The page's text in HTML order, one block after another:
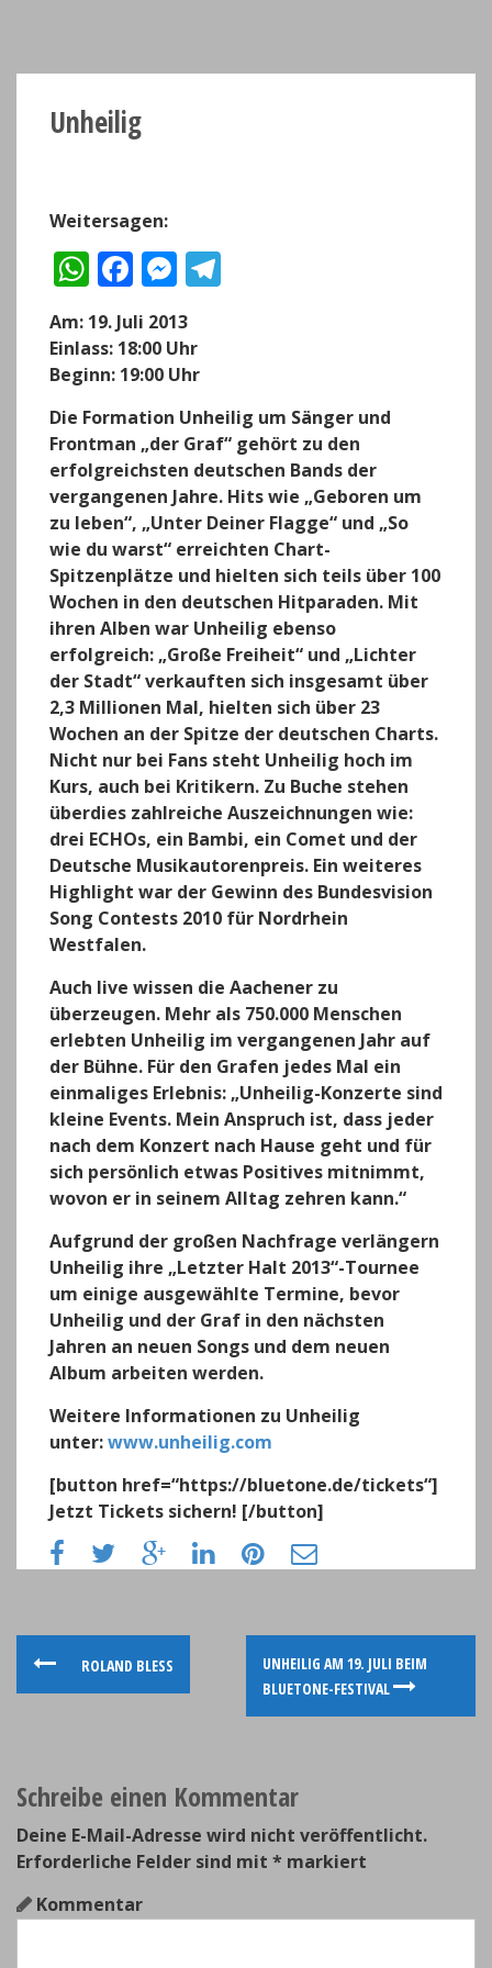
Unheilig
Weitersagen:
W
h
a
ts
A
p
p
F
a
c
e
b
o
o
k
M
e
ss
e
n
g
er
r
a
m
Am: 19. Juli 2013
Einlass: 18:00 Uhr
Beginn: 19:00 Uhr
Die Formation Unheilig um Sänger und
Frontman „der Graf“ gehört zu den
erfolgreichsten deutschen Bands der
vergangenen Jahre. Hits wie „Geboren um
zu leben“, „Unter Deiner Flagge“ und „So
wie du warst“ erreichten Chart-
Spitzenplätze und hielten sich teils über 100
Wochen in den deutschen Hitparaden. Mit
ihren Alben war Unheilig ebenso
erfolgreich: „Große Freiheit“ und „Lichter
der Stadt“ verkauften sich insgesamt über
2,3 Millionen Mal, hielten sich über 23
Wochen an der Spitze der deutschen Charts.
Nicht nur bei Fans steht Unheilig hoch im
Kurs, auch bei Kritikern. Zu Buche stehen
überdies zahlreiche Auszeichnungen wie:
drei ECHOs, ein Bambi, ein Comet und der
Deutsche Musikautorenpreis. Ein weiteres
Highlight war der Gewinn des Bundesvision
Song Contests 2010 für Nordrhein
Westfalen.
Auch live wissen die Aachener zu
überzeugen. Mehr als 750.000 Menschen
erlebten Unheilig im vergangenen Jahr auf
der Bühne. Für den Grafen jedes Mal ein
einmaliges Erlebnis: „Unheilig-Konzerte sind
kleine Events. Mein Anspruch ist, dass jeder
nach dem Konzert nach Hause geht und für
sich persönlich etwas Positives mitnimmt,
wovon er in seinem Alltag zehren kann.“
Aufgrund der großen Nachfrage verlängern
Unheilig ihre „Letzter Halt 2013“-Tournee
um einige ausgewählte Termine, bevor
Unheilig und der Graf in den nächsten
Jahren an neuen Songs und dem neuen
Album arbeiten werden.
Weitere Informationen zu Unheilig
unter:www.unheilig.com
[button href=“https://bluetone.de/tickets“]
Jetzt Tickets sichern! [/button]
P
t
n
a
v
ROLAND BLESS
UNHEILIG AM 19. JULI BEIM
BLUETONE-FESTIVAL
Schreibe einen Kommentar
Deine E-Mail-Adresse wird nicht veröffentlicht.
Erforderliche Felder sind mit * markiert
Kommentar